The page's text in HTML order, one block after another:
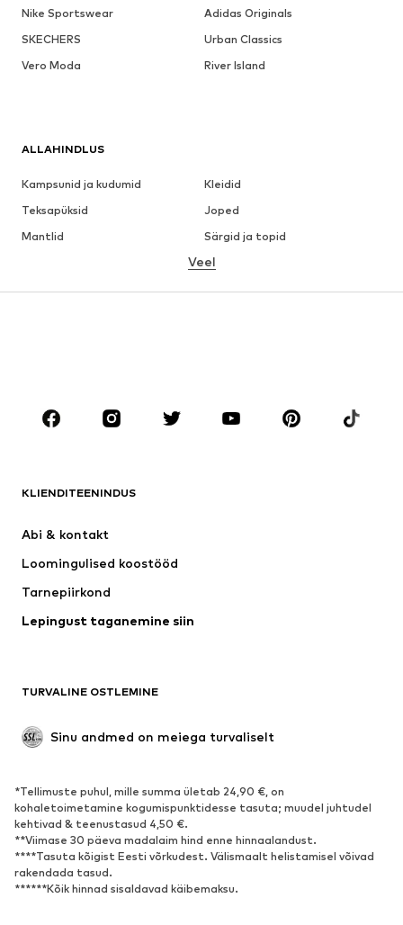
Nike Sportswear
Adidas Originals
SKECHERS
Urban Classics
Vero Moda
River Island
ALLAHINDLUS
Kampsunid ja kudumid
Kleidid
Teksapüksid
Joped
Mantlid
Särgid ja topid
Pesu
Seelikud
Pluusid ja tuunikad
Aksessuaarid
Premium
Uus
Pesu
Mantlid
Sündmused
Eksklusiivne
JALANÕUD
Uus
Vabaaja jalanõud
Pahkluusaapad
Kontsasaapad ja -kingad
Saapad
Veel
KLIENDITEENINDUS
Abi & kontakt
Loomingulised koostööd
Tarnepiirkond
Lepingust taganemine siin
TURVALINE OSTLEMINE
Sinu andmed on meiega turvaliselt
*Tellimuste puhul, mille summa ületab 24,90 €, on
kohaletoimetamine kogumispunktidesse tasuta; muudel juhtudel
kehtivad & teenustasud 4,50 €.
**Viimase 30 päeva madalaim hind enne hinnaalandust.
****Tasuta kõigist Eesti võrkudest. Välismaalt helistamisel võivad
rakendada tasud.
******Kõik hinnad sisaldavad käibemaksu.